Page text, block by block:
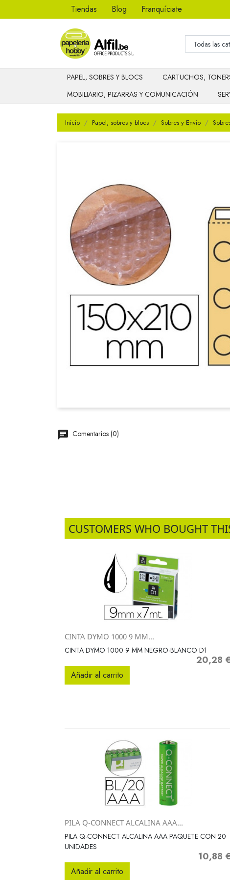
Tiendas Blog Franquíciate
PAPEL, SOBRES Y BLOCS CARTUCHOS,
MOBILIARIO, PIZARRAS Y COMUNICACIÓN
Inicio Papel, sobres y blocs Sobres y Envio
Comentarios (0)
CUSTOMERS WHO BOUGHT
 Vista rápida
CINTA DYMO 1000 9 MM...
CINTA DYMO 1000 9 MM NEGRO-BLANCO D1
Precio
20,28 €
Añadir al carrito
 Vista rápida
PILA Q-CONNECT ALCALINA AAA...
PILA Q-CONNECT ALCALINA AAA PAQUETE CON 20
UNIDADES
Precio
10,88 €
Añadir al carrito